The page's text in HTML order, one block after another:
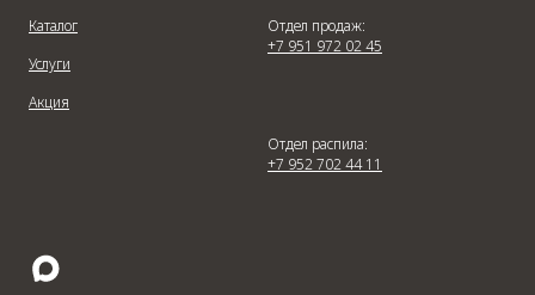
Каталог
Услуги
Акция
Отдел продаж:
+7 951 972 02 45
Отдел распила:
+7 952 702 44 11